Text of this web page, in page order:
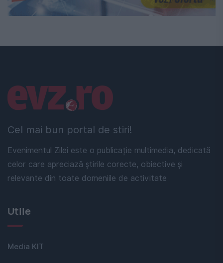
Cel mai bun portal de stiri!
Evenimentul Zilei este o publicație multimedia, dedicată
celor care apreciază știrile corecte, obiective și
relevante din toate domeniile de activitate
Linkuri utile
Utile
Media KIT